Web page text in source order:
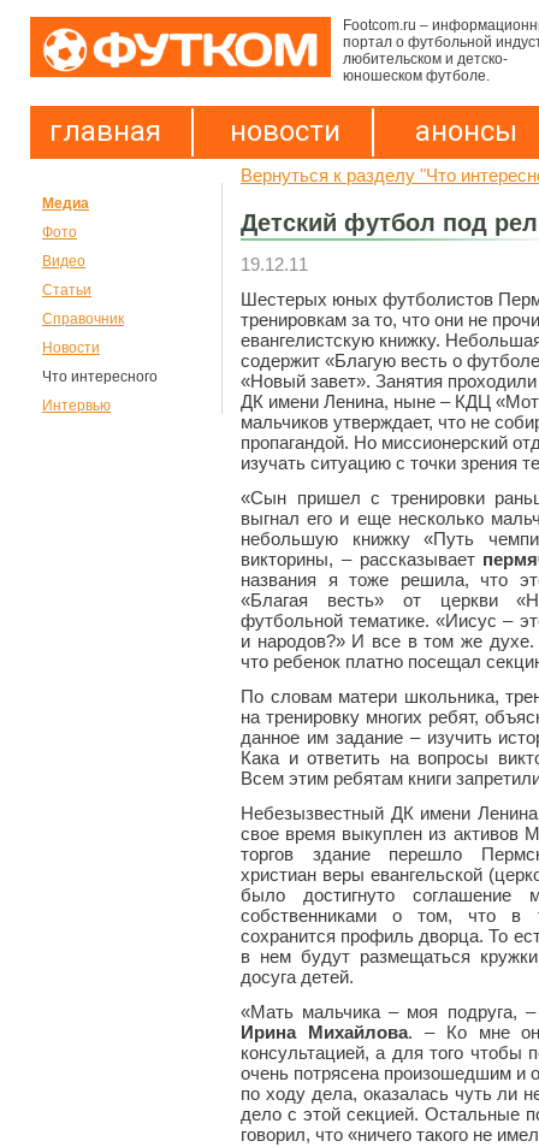
Footcom.ru –
портал о футбольной
любительском и детско-
юношеском футболе.
главная новости анонсы
Медиа
Фото
Видео
Статьи
Справочник
Новости
Что интересного
Интервью
Вернуться к разделу "Что
Детский футбол под
19.12.11
Шестерых юных футболистов
тренировкам за то, что они не
евангелистскую книжку.
содержит «Благую весть о
«Новый завет». Занятия
ДК имени Ленина, ныне – КДЦ
мальчиков утверждает, что не
пропагандой. Но миссионерский
изучать ситуацию с точки зрения
«Сын пришел с тренировки
выгнал его и еще несколько
небольшую книжку «Путь
викторины, – рассказывает
названия я тоже решила, что
«Благая весть» от церкви
футбольной тематике. «Иисус –
и народов?» И все в том же
что ребенок платно посещал
По словам матери школьника,
на тренировку многих ребят,
данное им задание – изучить
Кака и ответить на вопросы
Всем этим ребятам книги
Небезызвестный ДК имени
свое время выкуплен из активов
торгов здание перешло
христиан веры евангельской
было достигнуто
собственниками о том, что в
сохранится профиль дворца. То
в нем будут размещаться
досуга детей.
«Мать мальчика – моя подруга, –
Ирина Михайлова. – Ко мне
консультацией, а для того
очень потрясена произошедшим и
по ходу дела, оказалась чуть ли
дело с этой секцией. Остальные
говорил, что «ничего такого не